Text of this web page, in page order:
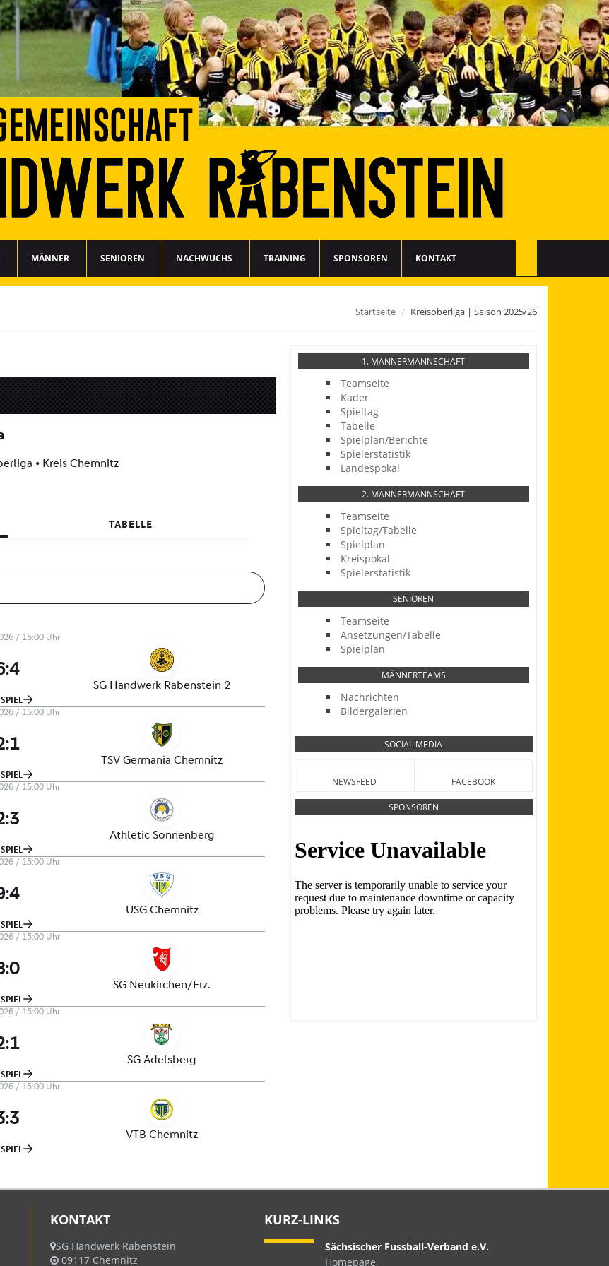
MÄNNER SENIOREN NACHWUCHS TRAINING SPONSOREN KONTAKT
Startseite Kreisoberliga | Saison 2025/26
1. MÄNNERMANNSCHAFT
Teamseite
Kader
Spieltag
Tabelle
Spielplan/Berichte
Spielerstatistik
Landespokal
2. MÄNNERMANNSCHAFT
Teamseite
Spieltag/Tabelle
Spielplan
Kreispokal
Spielerstatistik
SENIOREN
Teamseite
Ansetzungen/Tabelle
Spielplan
MÄNNERTEAMS
Nachrichten
Bildergalerien
SOCIAL MEDIA
NEWSFEED FACEBOOK
SPONSOREN
KONTAKT
SG Handwerk Rabenstein
09117 Chemnitz
KURZ-LINKS
Sächsischer Fussball-Verband e.V.
Homepage